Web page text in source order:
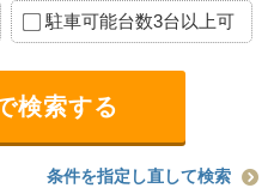
駐車可能台数3台以上可
条件を指定し直して検索